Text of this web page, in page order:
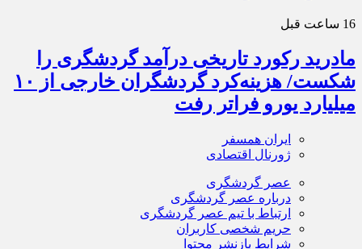
16 ساعت قبل
مادرید رکورد تاریخی درآمد گردشگری را
شکست/ هزینه‌کرد گردشگران خارجی از ۱۰
میلیارد یورو فراتر رفت
ایران همسفر
ژورنال اقتصادی
عصر گردشگری
درباره عصر گردشگری
ارتباط با تیم عصر گردشگری
حریم شخصی کاربران
شرایط بازنشر محتوا